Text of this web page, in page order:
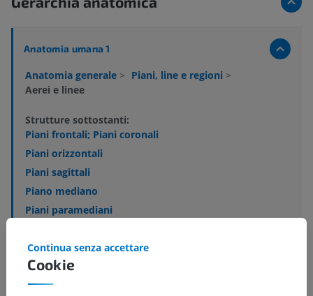
Anatomia umana 1
Anatomia generale > Piani, line e regioni >
Aerei e linee
Strutture sottostanti:
Piani frontali; Piani coronali
Piani orizzontali
Piani sagittali
Piano mediano
Piani paramediani
Piano transpilorico
Piano sottocostale
Cookie
Continua senza accettare